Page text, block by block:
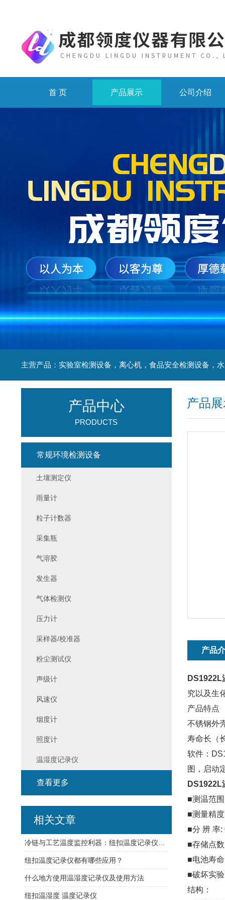
首 页 产品展示 公司介绍
产品
产品
DS1922L
究以及生
产品特点
不锈钢外
寿命长（
软件：
图，启动
DS1922L
■测温范
■测量精
■分 辨 率
■存储点
■电池寿
■破坏实
结构：
产品中心
PRODUCTS
常规环境检测设备
土壤测定仪
雨量计
粒子计数器
采集瓶
气溶胶
发生器
气体检测仪
压力计
采样器/校准器
粉尘测试仪
声级计
风速仪
烟度计
照度计
温湿度记录仪
查看更多
相关文章
纽扣温度记录仪都有哪些应用？
什么地方使用温湿度记录仪及使用方法
纽扣温湿度 温度记录仪